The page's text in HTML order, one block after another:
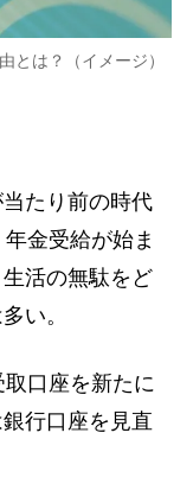
とは？（イメージ）
たり前の時代
金受給が始ま
活の無駄をど
い。
取口座を新たに
行口座を見直